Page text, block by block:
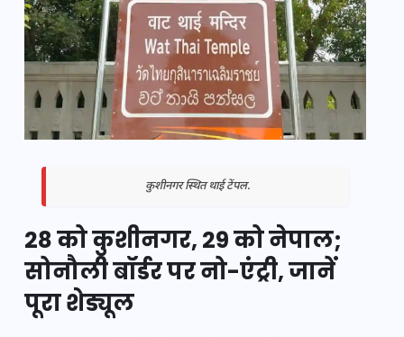
कुशीनगर स्थित थाई टेंपल.
28 को कुशीनगर, 29 को नेपाल;
सोनौली बॉर्डर पर नो-एंट्री, जानें
पूरा शेड्यूल